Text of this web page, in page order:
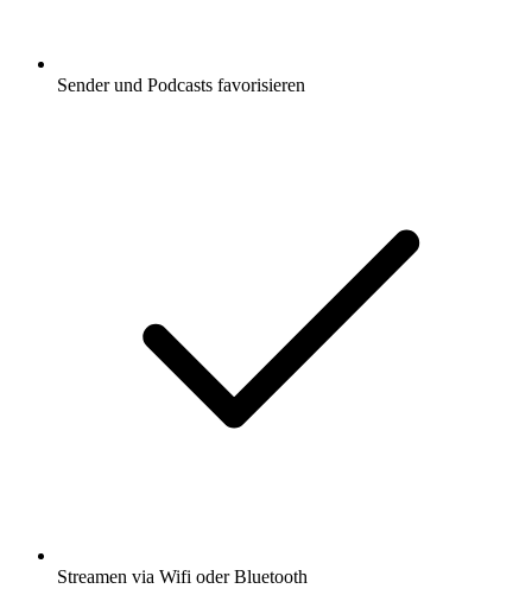
Sender und Podcasts favorisieren
Streamen via Wifi oder Bluetooth